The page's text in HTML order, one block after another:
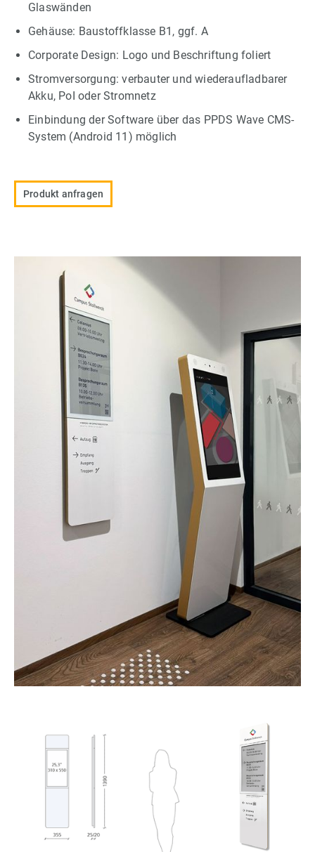
Glaswänden
Gehäuse: Baustoffklasse B1, ggf. A
Corporate Design: Logo und Beschriftung foliert
Stromversorgung: verbauter und wiederaufladbarer
Akku, PoI oder Stromnetz
Einbindung der Software über das PPDS Wave CMS-
System (Android 11) möglich
Produkt anfragen